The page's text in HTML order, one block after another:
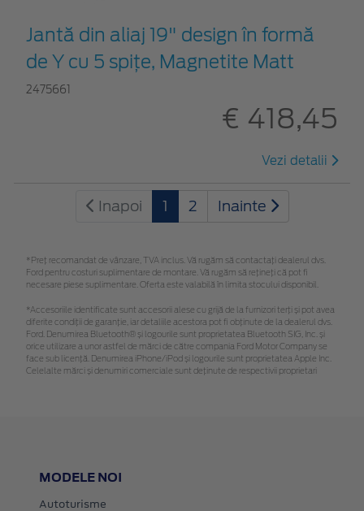
Jantă din aliaj 19" design în formă
de Y cu 5 spiţe, Magnetite Matt
2475661
€ 418,45
Vezi detalii
Inapoi 1 2 Inainte
*Preţ recomandat de vânzare, TVA inclus. Vă rugăm să contactaţi dealerul dvs.
Ford pentru costuri suplimentare de montare. Vă rugăm să rețineți că pot fi
necesare piese suplimentare. Oferta este valabilă în limita stocului disponibil.
*Accesoriile identificate sunt accesorii alese cu grijă de la furnizori terți și pot avea
diferite condiții de garanție, iar detaliile acestora pot fi obținute de la dealerul dvs.
Ford. Denumirea Bluetooth® și logourile sunt proprietatea Bluetooth SIG, Inc. și
orice utilizare a unor astfel de mărci de către compania Ford Motor Company se
face sub licență. Denumirea iPhone/iPod și logourile sunt proprietatea Apple Inc.
Celelalte mărci și denumiri comerciale sunt deținute de respectivii proprietari
MODELE NOI
Autoturisme